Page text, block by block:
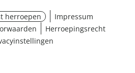
herroepen
Impressum
Herroepingsrecht